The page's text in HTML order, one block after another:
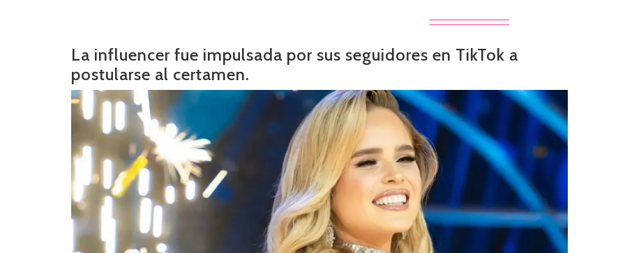
La influencer fue impulsada por sus seguidores en TikTok a
postularse al certamen.